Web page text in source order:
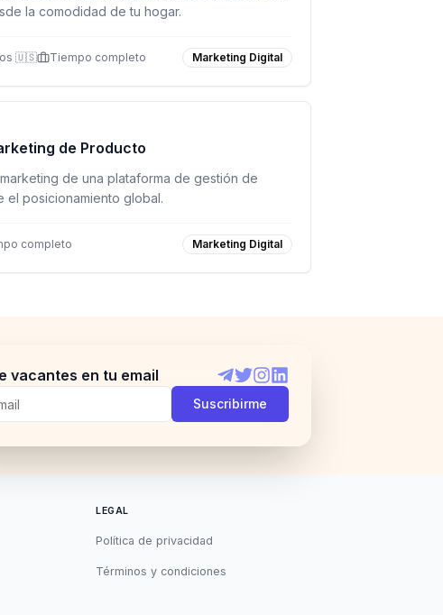
la comodidad de tu hogar.
🇺🇸 Tiempo completo Marketing Digital
de Producto
de una plataforma de gestión de
el posicionamiento global.
completo Marketing Digital
vacantes en tu email
Telegram
TwitterInstagram
LinkedIn
Suscribirme
LEGAL
Política de privacidad
Términos y condiciones